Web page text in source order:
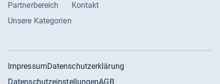
Partnerbereich
Unsere Kategorien
Kontakt
ImpressumDatenschutzerklärung
DatenschutzeinstellungenAGB